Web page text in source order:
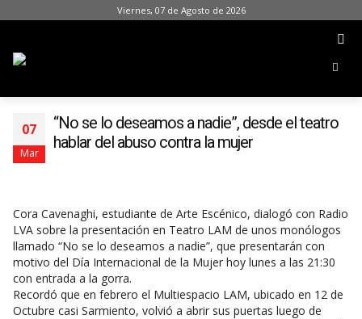
Viernes, 07 de Agosto de 2026
07
Mar
“No se lo deseamos a nadie”, desde el teatro
hablar del abuso contra la mujer
Cora Cavenaghi, estudiante de Arte Escénico, dialogó con Radio
LVA sobre la presentación en Teatro LAM de unos monólogos
llamado “No se lo deseamos a nadie”, que presentarán con
motivo del Día Internacional de la Mujer hoy lunes a las 21:30
con entrada a la gorra.
Recordó que en febrero el Multiespacio LAM, ubicado en 12 de
Octubre casi Sarmiento, volvió a abrir sus puertas luego de